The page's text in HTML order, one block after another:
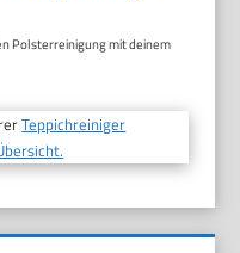
Polsterreinigung mit deinem
Teppichreiniger